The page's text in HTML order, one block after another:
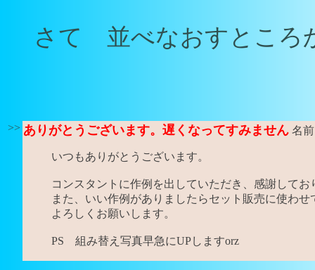
さて 並べなおすところ
>> ありがとうございます。遅くなってすみません 名
いつもありがとうございます。
コンスタントに作例を出していただき、感謝してお
また、いい作例がありましたらセット販売に使わ
よろしくお願いします。
PS 組み替え写真早急にUPしますorz